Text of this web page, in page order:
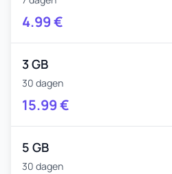
4.99€
3 GB
30 dagen
15.99€
5 GB
30 dagen